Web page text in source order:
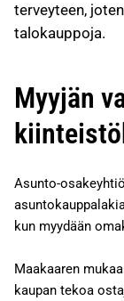
terveyteen,
talokauppoja.
Myyjän
Asunto-
kun myydään
Maakaaren
kaupan tekoa